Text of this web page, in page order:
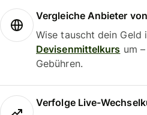
Vergleiche Anbieter
Wise tauscht dein Geld
Devisenmittelkurs um
Gebühren.
Verfolge Live-